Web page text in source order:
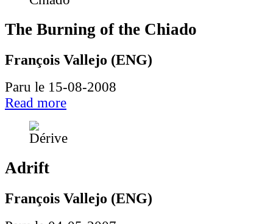
The Burning of the Chiado
François Vallejo (ENG)
Paru le 15-08-2008
Read more
Adrift
François Vallejo (ENG)